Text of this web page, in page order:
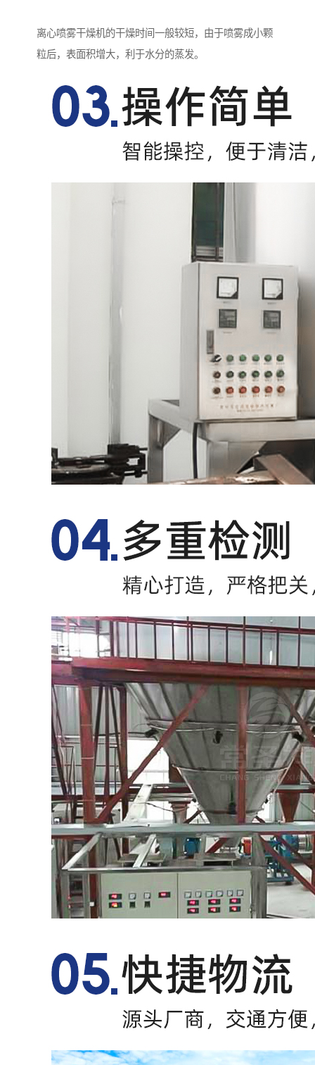
离心喷雾干燥机的干燥时间一般较短，由于喷雾成小颗
粒后，表面积增大，利于水分的蒸发。